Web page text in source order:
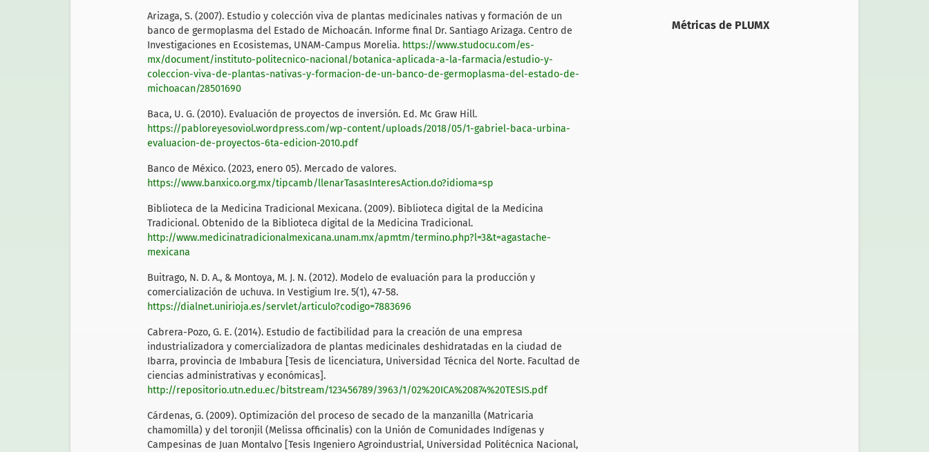
Métricas de PLUMX
Arizaga, S. (2007). Estudio y colección viva de plantas medicinales nativas y formación de un
banco de germoplasma del Estado de Michoacán. Informe final Dr. Santiago Arizaga. Centro de
Investigaciones en Ecosistemas, UNAM-Campus Morelia. https://www.studocu.com/es-
mx/document/instituto-politecnico-nacional/botanica-aplicada-a-la-farmacia/estudio-y-
coleccion-viva-de-plantas-nativas-y-formacion-de-un-banco-de-germoplasma-del-estado-de-
michoacan/28501690
Baca, U. G. (2010). Evaluación de proyectos de inversión. Ed. Mc Graw Hill.
https://pabloreyesoviol.wordpress.com/wp-content/uploads/2018/05/1-gabriel-baca-urbina-
evaluacion-de-proyectos-6ta-edicion-2010.pdf
Banco de México. (2023, enero 05). Mercado de valores.
https://www.banxico.org.mx/tipcamb/llenarTasasInteresAction.do?idioma=sp
Biblioteca de la Medicina Tradicional Mexicana. (2009). Biblioteca digital de la Medicina
Tradicional. Obtenido de la Biblioteca digital de la Medicina Tradicional.
http://www.medicinatradicionalmexicana.unam.mx/apmtm/termino.php?l=3&t=agastache-
mexicana
Buitrago, N. D. A., & Montoya, M. J. N. (2012). Modelo de evaluación para la producción y
comercialización de uchuva. In Vestigium Ire. 5(1), 47-58.
https://dialnet.unirioja.es/servlet/articulo?codigo=7883696
Cabrera-Pozo, G. E. (2014). Estudio de factibilidad para la creación de una empresa
industrializadora y comercializadora de plantas medicinales deshidratadas en la ciudad de
Ibarra, provincia de Imbabura [Tesis de licenciatura, Universidad Técnica del Norte. Facultad de
ciencias administrativas y económicas].
http://repositorio.utn.edu.ec/bitstream/123456789/3963/1/02%20ICA%20874%20TESIS.pdf
Cárdenas, G. (2009). Optimización del proceso de secado de la manzanilla (Matricaria
chamomilla) y del toronjil (Melissa officinalis) con la Unión de Comunidades Indígenas y
Campesinas de Juan Montalvo [Tesis Ingeniero Agroindustrial, Universidad Politécnica Nacional,